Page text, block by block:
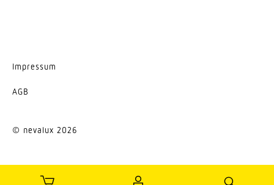
Impressum
AGB
© nevalux 2026